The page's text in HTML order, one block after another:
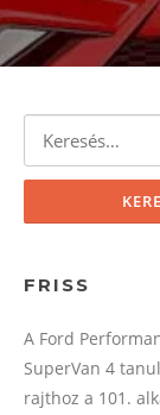
Keresés:
FRISS
A Ford
SuperVan 4
rajthoz a 101.